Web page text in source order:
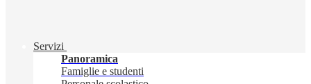
Servizi
Panoramica
Famiglie e studenti